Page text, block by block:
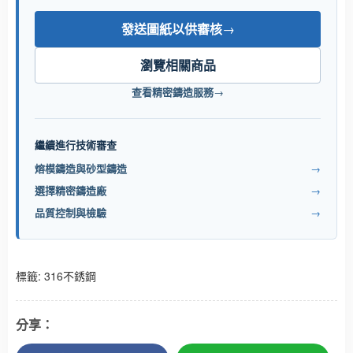
發送圖紙以供審核→
瀏覽相關商品
查看精密鑄造服務→
繼續進行技術審查
熔模鑄造與砂型鑄造
→
選擇精密鑄造廠
→
品質控制與檢驗
→
標籤: 316不銹鋼
分享：